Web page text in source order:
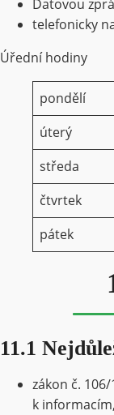
Datovou
telefonicky
Úřední hodiny
pondělí
úterý
středa
čtvrtek
pátek
11.1
zákon č.
k